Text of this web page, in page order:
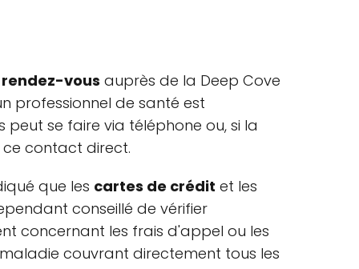
rendez-vous auprès de la Deep Cove
professionnel de santé est
se faire via téléphone ou, si la
contact direct.
que les cartes de crédit et les
conseillé de vérifier
concernant les frais d'appel ou les
couvrant directement tous les